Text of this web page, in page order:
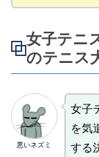
女子テニ
のテニス
悪いネズミ
女子
を気
する